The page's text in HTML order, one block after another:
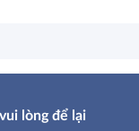
lòng để lại